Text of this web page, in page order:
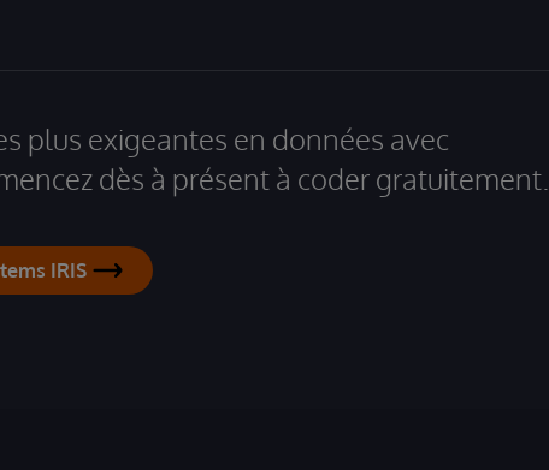
plus exigeantes en données avec
dès à présent à coder gratuitement.
IRIS